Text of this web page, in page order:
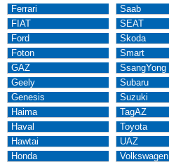
Ferrari
FIAT
Ford
Foton
GAZ
Geely
Genesis
Haima
Haval
Hawtai
Honda
Saab
SEAT
Skoda
Smart
SsangYong
Subaru
Suzuki
TagAZ
Toyota
UAZ
Volkswagen